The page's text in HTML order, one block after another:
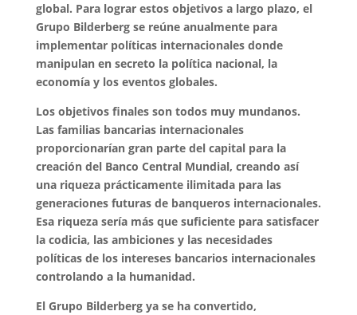
global. Para lograr estos objetivos a largo plazo, el
Grupo Bilderberg se reúne anualmente para
implementar políticas internacionales donde
manipulan en secreto la política nacional, la
economía y los eventos globales.
Los objetivos finales son todos muy mundanos.
Las familias bancarias internacionales
proporcionarían gran parte del capital para la
creación del Banco Central Mundial, creando así
una riqueza prácticamente ilimitada para las
generaciones futuras de banqueros internacionales.
Esa riqueza sería más que suficiente para satisfacer
la codicia, las ambiciones y las necesidades
políticas de los intereses bancarios internacionales
controlando a la humanidad.
El Grupo Bilderberg ya se ha convertido,